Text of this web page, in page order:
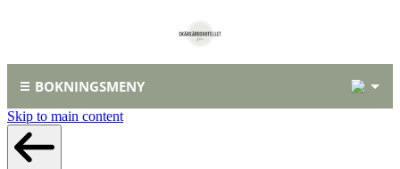
BOKNINGSMENY
Skip to main content